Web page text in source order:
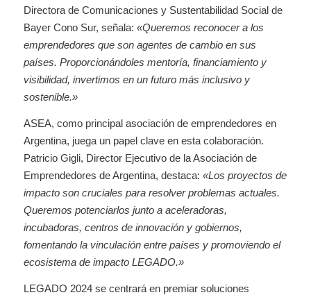
Directora de Comunicaciones y Sustentabilidad Social de
Bayer Cono Sur, señala: «Queremos reconocer a los
emprendedores que son agentes de cambio en sus
países. Proporcionándoles mentoría, financiamiento y
visibilidad, invertimos en un futuro más inclusivo y
sostenible.»
ASEA, como principal asociación de emprendedores en
Argentina, juega un papel clave en esta colaboración.
Patricio Gigli, Director Ejecutivo de la Asociación de
Emprendedores de Argentina, destaca: «Los proyectos de
impacto son cruciales para resolver problemas actuales.
Queremos potenciarlos junto a aceleradoras,
incubadoras, centros de innovación y gobiernos,
fomentando la vinculación entre países y promoviendo el
ecosistema de impacto LEGADO.»
LEGADO 2024 se centrará en premiar soluciones